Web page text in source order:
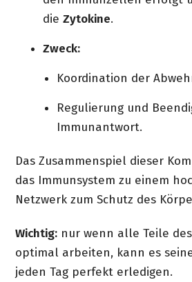
die Zytokine.
Zweck:
Koordination der
Regulierung und
Immunantwort.
Das Zusammenspiel dieser
das Immunsystem zu einem
Netzwerk zum Schutz des
Wichtig:nur wenn alle Teile
optimal arbeiten, kann es
jeden Tag perfekt erledigen.